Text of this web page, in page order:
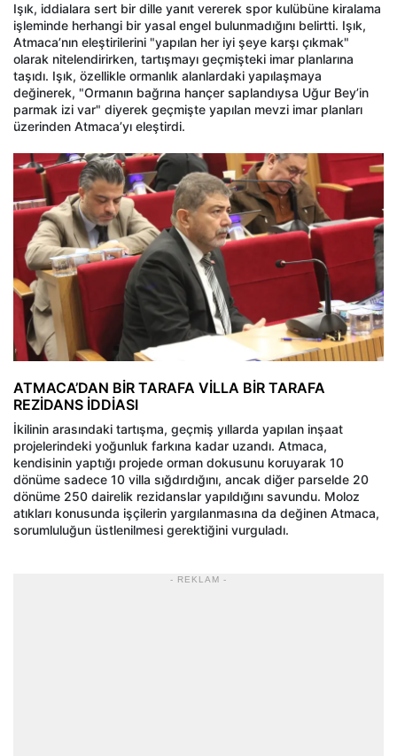
Işık, iddialara sert bir dille yanıt vererek spor kulübüne kiralama
işleminde herhangi bir yasal engel bulunmadığını belirtti. Işık,
Atmaca’nın eleştirilerini "yapılan her iyi şeye karşı çıkmak"
olarak nitelendirirken, tartışmayı geçmişteki imar planlarına
taşıdı. Işık, özellikle ormanlık alanlardaki yapılaşmaya
değinerek, "Ormanın bağrına hançer saplandıysa Uğur Bey’in
parmak izi var" diyerek geçmişte yapılan mevzi imar planları
üzerinden Atmaca’yı eleştirdi.
ATMACA’DAN BİR TARAFA VİLLA BİR TARAFA
REZİDANS İDDİASI
İkilinin arasındaki tartışma, geçmiş yıllarda yapılan inşaat
projelerindeki yoğunluk farkına kadar uzandı. Atmaca,
kendisinin yaptığı projede orman dokusunu koruyarak 10
dönüme sadece 10 villa sığdırdığını, ancak diğer parselde 20
dönüme 250 dairelik rezidanslar yapıldığını savundu. Moloz
atıkları konusunda işçilerin yargılanmasına da değinen Atmaca,
sorumluluğun üstlenilmesi gerektiğini vurguladı.
- REKLAM -